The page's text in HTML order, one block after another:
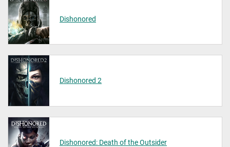
Dishonored
Dishonored 2
Dishonored: Death of the Outsider